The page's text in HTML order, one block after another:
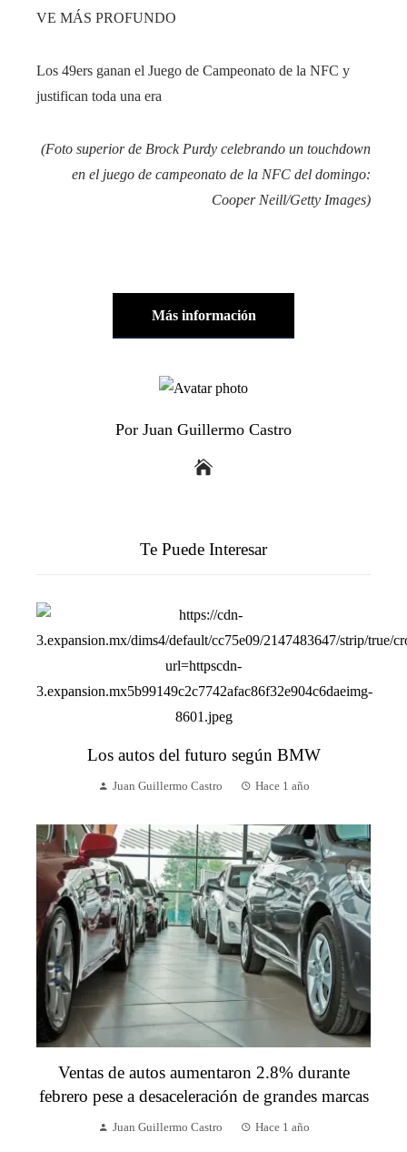
VE MÁS PROFUNDO
Los 49ers ganan el Juego de Campeonato de la NFC y
justifican toda una era
(Foto superior de Brock Purdy celebrando un touchdown
en el juego de campeonato de la NFC del domingo:
Cooper Neill/Getty Images)
Más información
Por Juan Guillermo Castro
Te Puede Interesar
Los autos del futuro según BMW
Juan Guillermo Castro Hace 1 año
Ventas de autos aumentaron 2.8% durante
febrero pese a desaceleración de grandes marcas
Juan Guillermo Castro Hace 1 año